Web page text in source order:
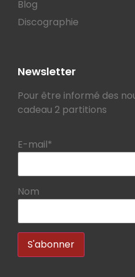
Blog
Discographie
Newsletter
Pour être informé des
cadeau 2 partitions
E-mail*
Nom